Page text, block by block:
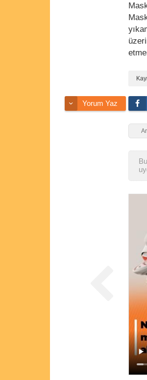
Yorum Yaz